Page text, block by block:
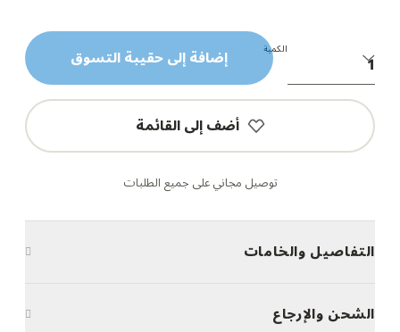
الكمية إضافة إلى حقيبة التسوق
أضف إلى القائمة
توصيل مجاني على جميع الطلبات
التفاصيل والخامات
الشحن والإرجاع